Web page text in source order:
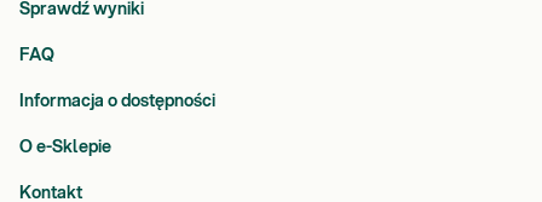
Sprawdź wyniki
FAQ
Informacja o dostępności
O e-Sklepie
Kontakt